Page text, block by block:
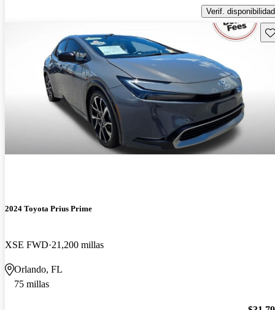
Verif. disponibilidad
2024 Toyota Prius Prime
XSE FWD 21,200 millas
Orlando, FL
75 millas